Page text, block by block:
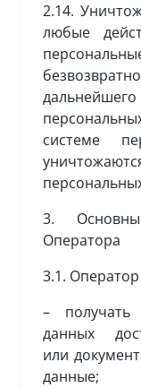
2.14.
любые
системе
3.
Оператора
3.1.
– получать
данных
или
данные;